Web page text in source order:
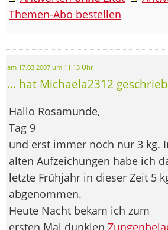
Themen-Abo bestellen
am 17.03.2007 um 11:13 Uhr
... hat Michaela2312
Hallo Rosamunde,
Tag 9
und erst immer noch nur 3 kg.
alten Aufzeichungen habe ich
letzte Frühjahr in dieser Zeit 5
abgenommen.
Heute Nacht bekam ich zum
ersten Mal dunklen